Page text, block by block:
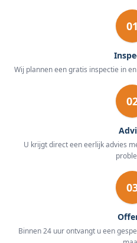
01
Wij plannen een gratis inspectie in
U krijgt direct een eerlijk advies
Binnen 24 uur ontvangt u een